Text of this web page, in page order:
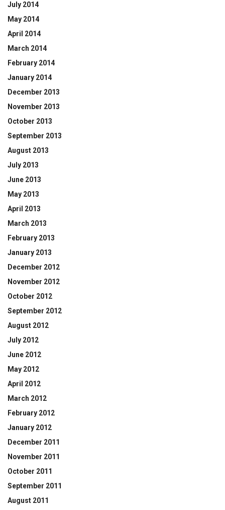
July 2014
May 2014
April 2014
March 2014
February 2014
January 2014
December 2013
November 2013
October 2013
September 2013
August 2013
July 2013
June 2013
May 2013
April 2013
March 2013
February 2013
January 2013
December 2012
November 2012
October 2012
September 2012
August 2012
July 2012
June 2012
May 2012
April 2012
March 2012
February 2012
January 2012
December 2011
November 2011
October 2011
September 2011
August 2011